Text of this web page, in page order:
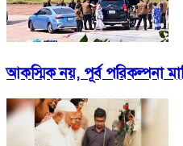
আকস্মিক নয়, পূর্ব পরিকল্পনা